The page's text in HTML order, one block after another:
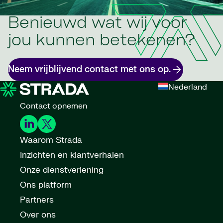
Benieuwd wat wij voor
jou kunnen betekenen?
Neem vrijblijvend contact met ons op.
Nederland
Contact opnemen
Waarom Strada
Inzichten en klantverhalen
Onze dienstverlening
Ons platform
Partners
Over ons